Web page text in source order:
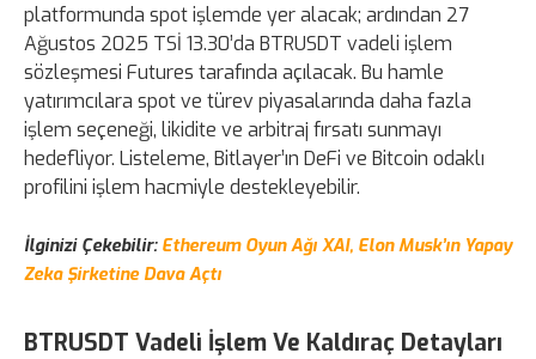
platformunda spot işlemde yer alacak; ardından 27
Ağustos 2025 TSİ 13.30’da BTRUSDT vadeli işlem
sözleşmesi Futures tarafında açılacak. Bu hamle
yatırımcılara spot ve türev piyasalarında daha fazla
işlem seçeneği, likidite ve arbitraj fırsatı sunmayı
hedefliyor. Listeleme, Bitlayer’ın DeFi ve Bitcoin odaklı
profilini işlem hacmiyle destekleyebilir.
İlginizi Çekebilir: Ethereum Oyun Ağı XAI, Elon Musk’ın Yapay
Zeka Şirketine Dava Açtı
BTRUSDT Vadeli İşlem Ve Kaldıraç Detayları